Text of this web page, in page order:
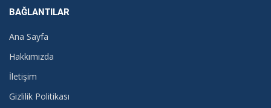
BAĞLANTILAR
Ana Sayfa
Hakkımızda
İletişim
Gizlilik Politikası